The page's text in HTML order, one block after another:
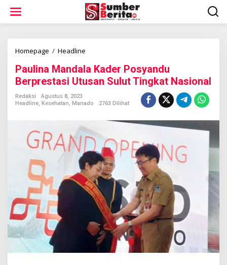
w
Homepage / Headline
u
l
i
a
n
d
a
l
a
K
a
d
P
o
y
Paulina Mandala Kader Posyandu
Berprestasi Utusan Sulut Tingkat Nasional
Redaksi
Agustus 8, 2023
Headline, Kesehatan, Manado 2763 Dilihat